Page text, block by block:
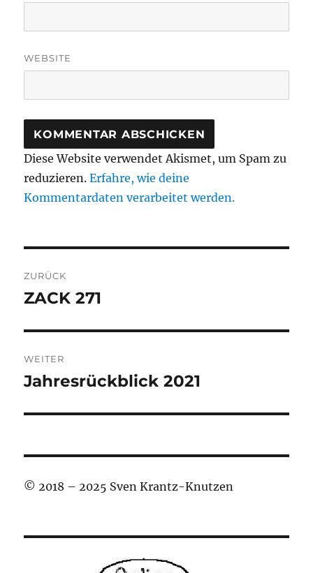
WEBSITE
Diese Website verwendet Akismet, um Spam zu
reduzieren.Erfahre, wie deine
Kommentardaten verarbeitet werden.
ZURÜCK
Vorheriger
ZACK 271
WEITER
Nächster
Jahresrückblick 2021
© 2018 – 2025 Sven Krantz-Knutzen